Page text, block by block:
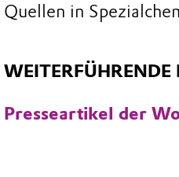
Quellen in
WEITERFÜHRENDE
Presseartikel der